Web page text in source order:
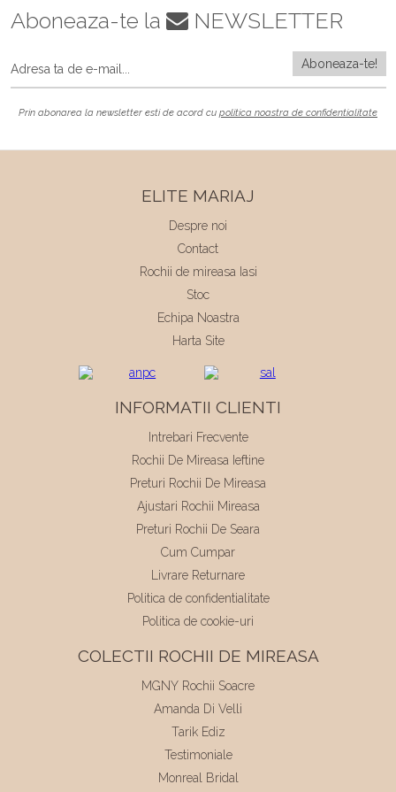
Aboneaza-te la NEWSLETTER
Prin abonarea la newsletter esti de acord cu politica noastra de confidentialitate
ELITE MARIAJ
Despre noi
Contact
Rochii de mireasa Iasi
Stoc
Echipa Noastra
Harta Site
INFORMATII CLIENTI
Intrebari Frecvente
Rochii De Mireasa Ieftine
Preturi Rochii De Mireasa
Ajustari Rochii Mireasa
Preturi Rochii De Seara
Cum Cumpar
Livrare Returnare
Politica de confidentialitate
Politica de cookie-uri
COLECTII ROCHII DE MIREASA
MGNY Rochii Soacre
Amanda Di Velli
Tarik Ediz
Testimoniale
Monreal Bridal